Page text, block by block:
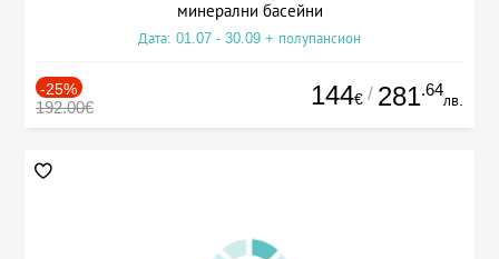
минерални басейни
Дата: 01.07 - 30.09 + полупансион
-25%
192.00€ 144€ / 281.64
лв.